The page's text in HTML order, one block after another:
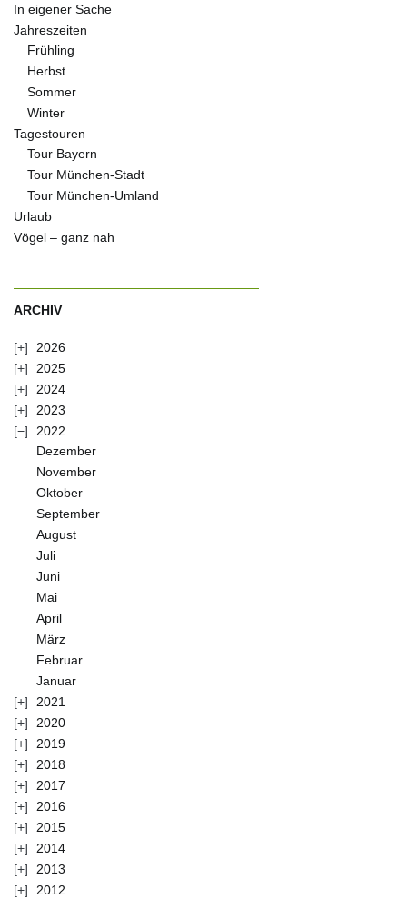
In eigener Sache
Jahreszeiten
Frühling
Herbst
Sommer
Winter
Tagestouren
Tour Bayern
Tour München-Stadt
Tour München-Umland
Urlaub
Vögel – ganz nah
ARCHIV
2026
2025
2024
2023
2022
Dezember
November
Oktober
September
August
Juli
Juni
Mai
April
März
Februar
Januar
2021
2020
2019
2018
2017
2016
2015
2014
2013
2012